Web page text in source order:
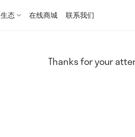
生态 在线商城 联系我们
Thanks for your